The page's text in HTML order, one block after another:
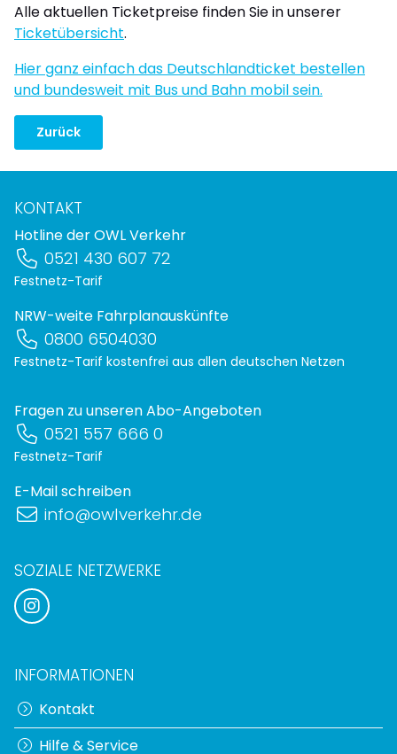
Alle aktuellen Ticketpreise finden Sie in unserer
Ticketübersicht.
Hier ganz einfach das Deutschlandticket bestellen
und bundesweit mit Bus und Bahn mobil sein.
Zurück
KONTAKT
Hotline der OWL Verkehr
0521 430 607 72
Festnetz-Tarif
NRW-weite Fahrplanauskünfte
0800 6504030
Festnetz-Tarif kostenfrei aus allen deutschen Netzen
Fragen zu unseren Abo-Angeboten
0521 557 666 0
Festnetz-Tarif
E-Mail schreiben
info@owlverkehr.de
SOZIALE NETZWERKE
INFORMATIONEN
Kontakt
Hilfe & Service